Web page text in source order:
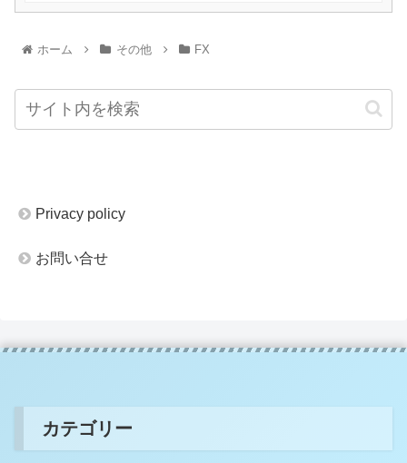
ホーム その他 FX
Privacy policy
お問い合せ
カテゴリー